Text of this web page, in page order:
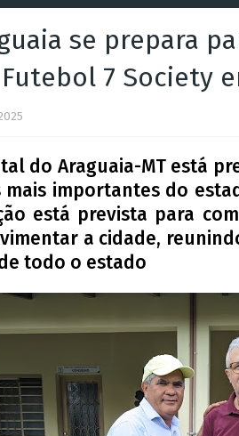
se prepara
7 Society
do Araguaia-MT está
importantes do
está prevista para
a cidade,
todo o estado